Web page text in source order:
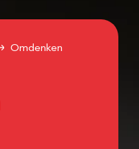
Omdenken